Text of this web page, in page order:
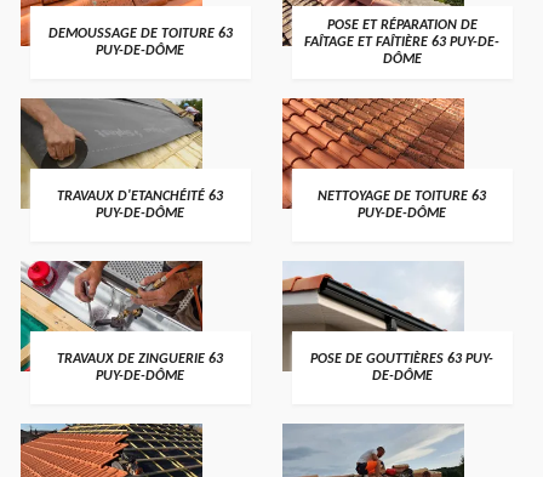
DEMOUSSAGE DE TOITURE 63
PUY-DE-DÔME
POSE ET RÉPARATION DE
FAÎTAGE ET FAÎTIÈRE 63 PUY-DE-
DÔME
TRAVAUX D'ETANCHÉITÉ 63
PUY-DE-DÔME
NETTOYAGE DE TOITURE 63
PUY-DE-DÔME
TRAVAUX DE ZINGUERIE 63
PUY-DE-DÔME
POSE DE GOUTTIÈRES 63 PUY-
DE-DÔME